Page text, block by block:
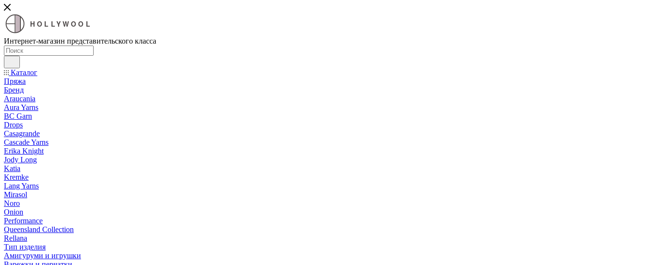
HOLLYWOOL
Интернет-магазин представительского класса
Каталог
Пряжа
Бренд
Araucania
Aura Yarns
BC Garn
Drops
Casagrande
Cascade Yarns
Erika Knight
Jody Long
Katia
Kremke
Lang Yarns
Mirasol
Noro
Onion
Performance
Queensland Collection
Rellana
Тип изделия
Амигуруми и игрушки